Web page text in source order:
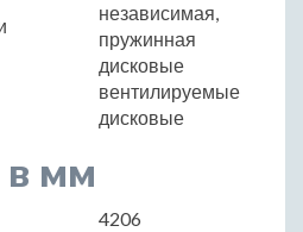
независимая,
пружинная
дисковые
вентилируемые
дисковые
мм
4206